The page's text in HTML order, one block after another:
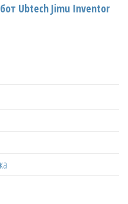
Ubtech Jimu Inventor